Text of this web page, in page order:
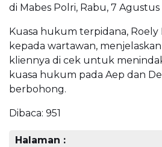
di Mabes Polri, Rabu, 7 Agustus
Kuasa hukum terpidana, Roely
kepada wartawan,
kliennya di cek untuk
kuasa hukum pada Aep dan
berbohong.
Dibaca: 951
Halaman :